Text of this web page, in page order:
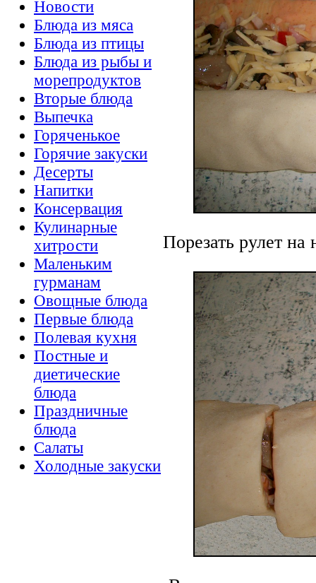
Новости
Блюда из мяса
Блюда из птицы
Блюда из рыбы и
морепродуктов
Вторые блюда
Выпечка
Горяченькое
Горячие закуски
Десерты
Напитки
Консервация
Кулинарные
хитрости
Маленьким
гурманам
Овощные блюда
Первые блюда
Полевая кухня
Постные и
диетические
блюда
Праздничные
блюда
Салаты
Холодные закуски
Порезать рулет